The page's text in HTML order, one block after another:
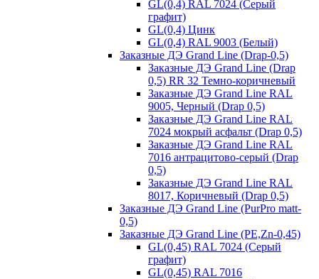
GL(0,4) RAL 7024 (Серый
графит)
GL(0,4) Цинк
GL(0,4) RAL 9003 (Белый)
Заказные ДЭ Grand Line (Drap-0,5)
Заказные ДЭ Grand Line (Drap
0,5) RR 32 Темно-коричневый
Заказные ДЭ Grand Line RAL
9005, Черный (Drap 0,5)
Заказные ДЭ Grand Line RAL
7024 мокрый асфальт (Drap 0,5)
Заказные ДЭ Grand Line RAL
7016 антрацитово-серый (Drap
0,5)
Заказные ДЭ Grand Line RAL
8017, Коричневый (Drap 0,5)
Заказные ДЭ Grand Line (PurPro matt-
0,5)
Заказные ДЭ Grand Line (PE,Zn-0,45)
GL(0,45) RAL 7024 (Серый
графит)
GL(0,45) RAL 7016